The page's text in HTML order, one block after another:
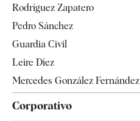
Televisión
Rodríguez Zapatero
Pedro Sánchez
Guardia Civil
Leire Díez
Mercedes González Fernández
Corporativo